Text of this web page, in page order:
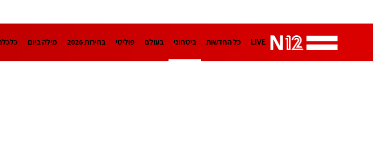
LIVE כל החדשות ביטחוני בעולם פוליטי בחירות 2026 מילה ביום